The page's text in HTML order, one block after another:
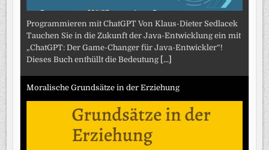
Programmieren mit ChatGPT Von Klaus-Dieter Sedlacek
Tauchen Sie in die Zukunft der Java-Entwicklung ein mit
„ChatGPT: Der Game-Changer für Java-Entwickler“!
Dieses Buch enthüllt die Bedeutung [...]
Moralische Grundsätze in der Erziehung